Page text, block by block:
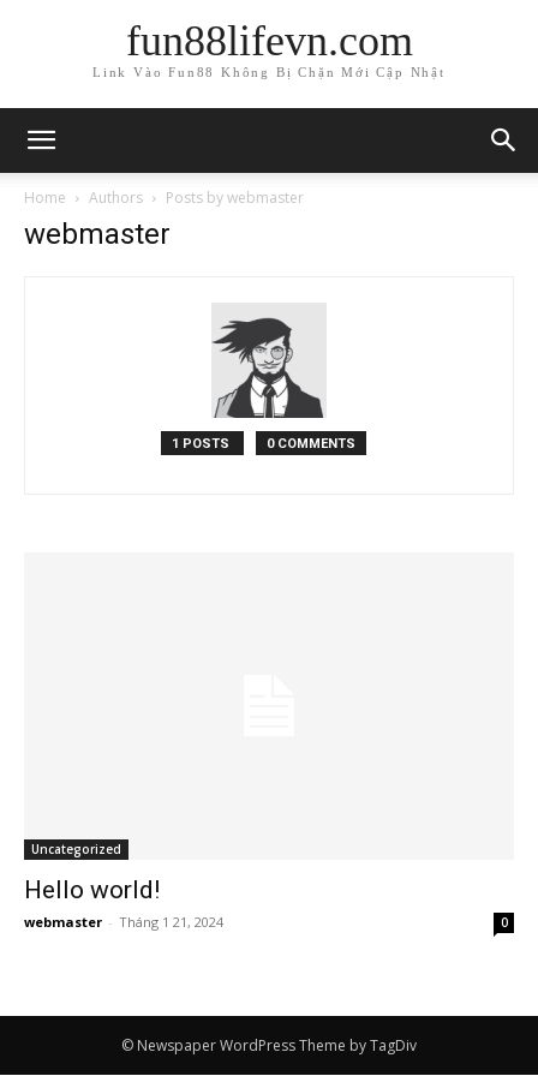
fun88lifevn.com
Link Vào Fun88 Không Bị Chặn Mới Cập Nhật
Home Authors Posts by webmaster
webmaster
1 POSTS 0 COMMENTS
Uncategorized
Hello world!
webmaster - Tháng 1 21, 2024 0
© Newspaper WordPress Theme by TagDiv